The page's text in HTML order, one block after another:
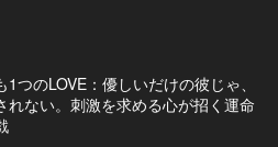
1つのLOVE：優しいだけの彼じゃ、
れない。刺激を求める心が招く運命